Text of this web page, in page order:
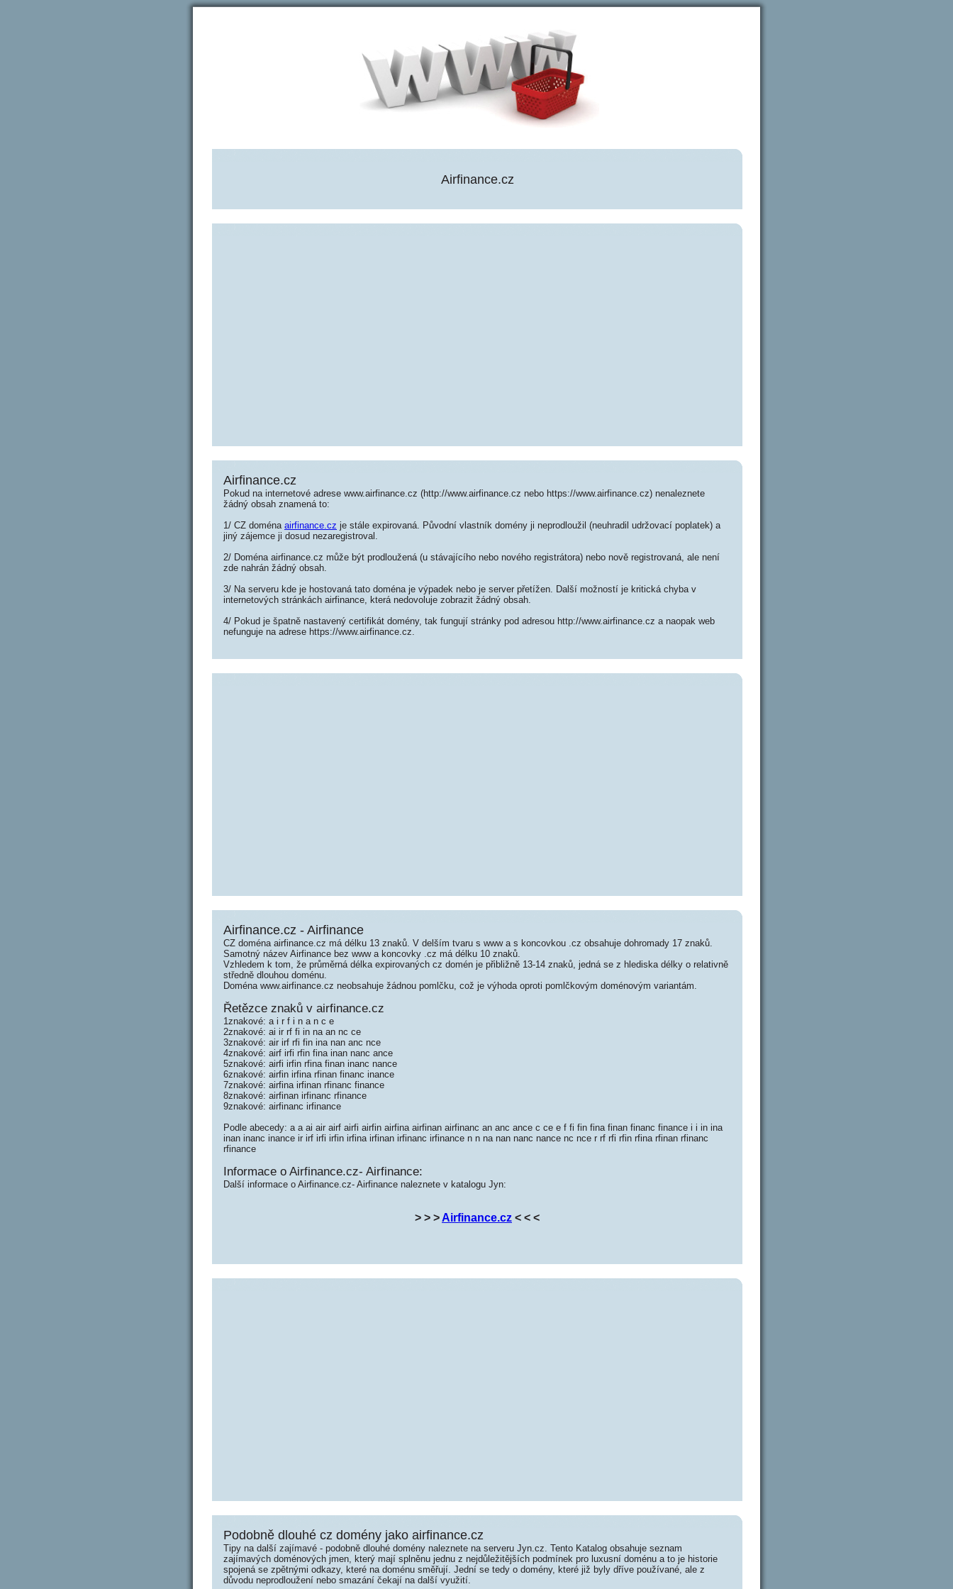
Airfinance.cz
Airfinance.cz
Pokud na internetové adrese www.airfinance.cz (http://www.airfinance.cz nebo https://www.airfinance.cz) nenaleznete
žádný obsah znamená to:
1/ CZ doména airfinance.cz je stále expirovaná. Původní vlastník domény ji neprodloužil (neuhradil udržovací poplatek) a
jiný zájemce ji dosud nezaregistroval.
2/ Doména airfinance.cz může být prodloužená (u stávajícího nebo nového registrátora) nebo nově registrovaná, ale není
zde nahrán žádný obsah.
3/ Na serveru kde je hostovaná tato doména je výpadek nebo je server přetížen. Další možností je kritická chyba v
internetových stránkách airfinance, která nedovoluje zobrazit žádný obsah.
4/ Pokud je špatně nastavený certifikát domény, tak fungují stránky pod adresou http://www.airfinance.cz a naopak web
nefunguje na adrese https://www.airfinance.cz.
Airfinance.cz - Airfinance
CZ doména airfinance.cz má délku 13 znaků. V delším tvaru s www a s koncovkou .cz obsahuje dohromady 17 znaků.
Samotný název Airfinance bez www a koncovky .cz má délku 10 znaků.
Vzhledem k tom, že průměrná délka expirovaných cz domén je přibližně 13-14 znaků, jedná se z hlediska délky o relativně
středně dlouhou doménu.
Doména www.airfinance.cz neobsahuje žádnou pomlčku, což je výhoda oproti pomlčkovým doménovým variantám.
Řetězce znaků v airfinance.cz
1znakové: a i r f i n a n c e
2znakové: ai ir rf fi in na an nc ce
3znakové: air irf rfi fin ina nan anc nce
4znakové: airf irfi rfin fina inan nanc ance
5znakové: airfi irfin rfina finan inanc nance
6znakové: airfin irfina rfinan financ inance
7znakové: airfina irfinan rfinanc finance
8znakové: airfinan irfinanc rfinance
9znakové: airfinanc irfinance
Podle abecedy: a a ai air airf airfi airfin airfina airfinan airfinanc an anc ance c ce e f fi fin fina finan financ finance i i in ina
inan inanc inance ir irf irfi irfin irfina irfinan irfinanc irfinance n n na nan nanc nance nc nce r rf rfi rfin rfina rfinan rfinanc
rfinance
Informace o Airfinance.cz- Airfinance:
Další informace o Airfinance.cz- Airfinance naleznete v katalogu Jyn:
> > > Airfinance.cz < < <
Podobně dlouhé cz domény jako airfinance.cz
Tipy na další zajímavé - podobně dlouhé domény naleznete na serveru Jyn.cz. Tento Katalog obsahuje seznam
zajímavých doménových jmen, který mají splněnu jednu z nejdůležitějších podmínek pro luxusní doménu a to je historie
spojená se zpětnými odkazy, které na doménu směřují. Jední se tedy o domény, které již byly dříve používané, ale z
důvodu neprodloužení nebo smazání čekají na další využití.